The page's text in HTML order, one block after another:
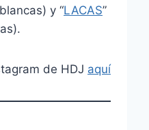
y “LACAS”
de HDJ aquí